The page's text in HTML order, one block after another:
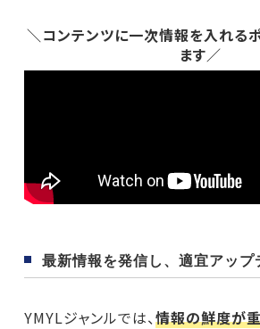
＼コンテンツに一次情報を入れる
ます／
最新情報を発信し、適宜アップ
YMYLジャンルでは、情報の鮮度が